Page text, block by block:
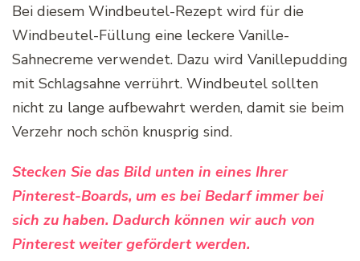
Bei diesem Windbeutel-Rezept wird für die
Windbeutel-Füllung eine leckere Vanille-
Sahnecreme verwendet. Dazu wird Vanillepudding
mit Schlagsahne verrührt. Windbeutel sollten
nicht zu lange aufbewahrt werden, damit sie beim
Verzehr noch schön knusprig sind.
Stecken Sie das Bild unten in eines Ihrer
Pinterest-Boards, um es bei Bedarf immer bei
sich zu haben. Dadurch können wir auch von
Pinterest weiter gefördert werden.